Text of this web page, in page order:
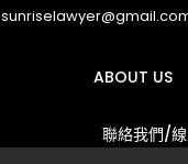
ABOUT US
聯絡我們/